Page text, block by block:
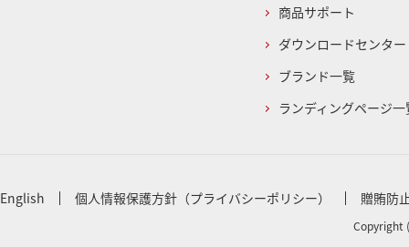
商品サポート
ダウンロードセンター
ブランド一覧
ランディングページ一
English 個人情報保護方針（プライバシーポリシー） 贈賄防
Copyright